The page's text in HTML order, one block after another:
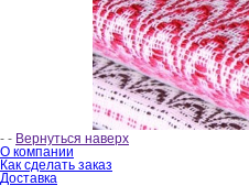
- - Вернуться наверх
О компании
Как сделать заказ
Доставка